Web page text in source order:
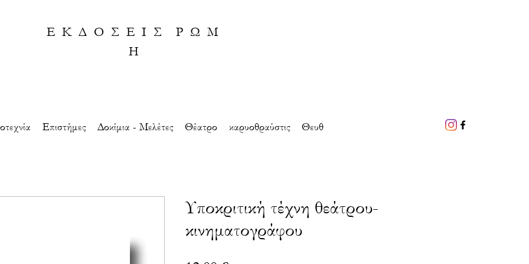
Ε Κ Δ Ο Σ Ε Ι Σ Ρ Ω Μ
Η
Eπιστήμες Δοκίμια - Μελέτες Θέατρο καρυοθραύστις Θευθ
Υποκριτική τέχνη θεάτρου-
κινηματογράφου